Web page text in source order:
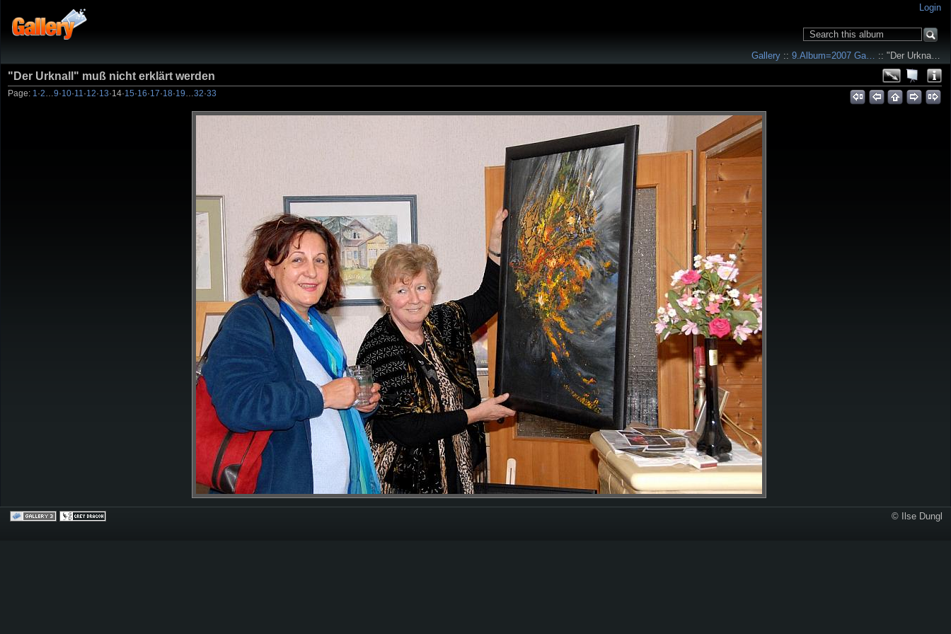
Login
Gallery :: 9.Album=2007 Ga… :: "Der Urkna…
"Der Urknall" muß nicht erklärt werden
Page: 1 ·2 9·10·11 ·12·13·14·15·16·17·18·19 32·33
© Ilse Dungl